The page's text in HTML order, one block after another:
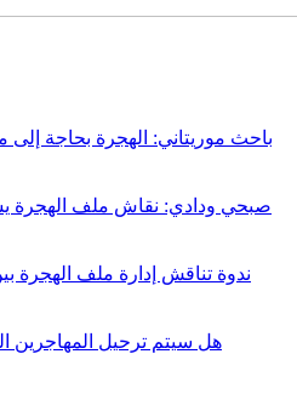
باحث موريتاني: الهجرة بحاجة إلى
صبحي ودادي: نقاش ملف الهجرة
ندوة تناقش إدارة ملف الهجرة
هل سيتم ترحيل المهاجرين